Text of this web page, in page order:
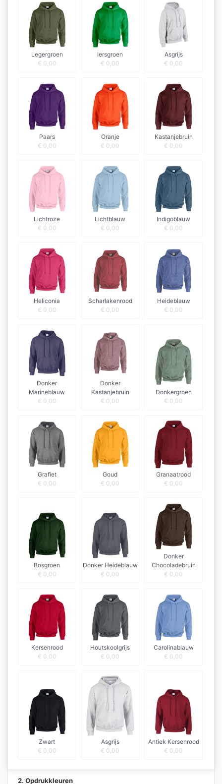
Legergroen
€ 0,00
Iersgroen
€ 0,00
Asgrijs
€ 0,00
Paars
€ 0,00
Oranje
€ 0,00
Kastanjebruin
€ 0,00
Lichtroze
€ 0,00
Lichtblauw
€ 0,00
Indigoblauw
€ 0,00
Heliconia
€ 0,00
Scharlakenrood
€ 0,00
Heideblauw
€ 0,00
Donker
Marineblauw
€ 0,00
Donker
Kastanjebruin
€ 0,00
Donkergroen
€ 0,00
Grafiet
€ 0,00
Goud
€ 0,00
Granaatrood
€ 0,00
Bosgroen
€ 0,00
Donker Heideblauw
€ 0,00
Donker
Chocoladebruin
€ 0,00
Kersenrood
€ 0,00
Houtskoolgrijs
€ 0,00
Carolinablauw
€ 0,00
Zwart
€ 0,00
Asgrijs
€ 0,00
Antiek Kersenrood
€ 0,00
2. Opdrukkleuren